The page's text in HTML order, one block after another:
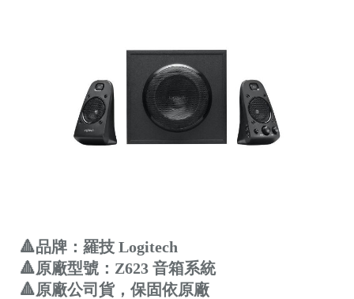
🔺品牌：羅技 Logitech
🔺原廠型號：Z623 音箱系統
🔺原廠公司貨，保固依原廠